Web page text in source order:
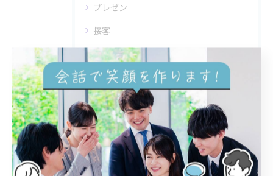
プレゼン
接客
盛り上げ上手
笑い
人の心を掴む
最近の投稿 Recent Posts